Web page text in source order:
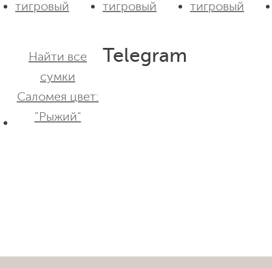
Найти все
сумки
Саломея цвет:
"Рыжий"
Telegram